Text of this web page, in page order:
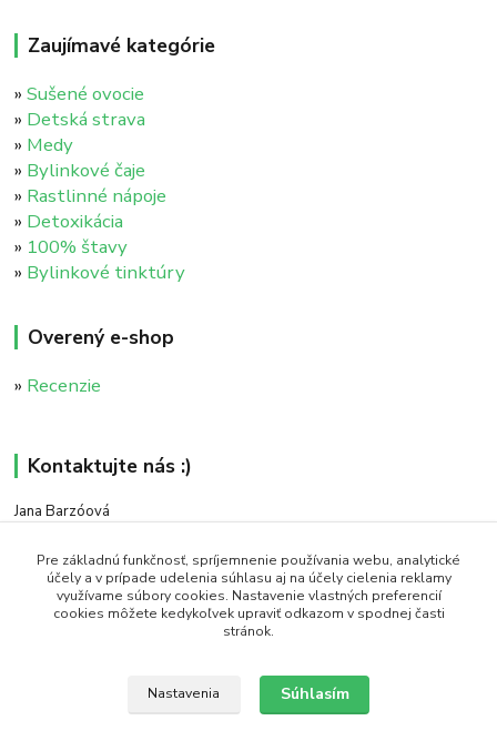
Zaujímavé kategórie
»Sušené ovocie
» Detská strava
» Medy
» Bylinkové čaje
» Rastlinné nápoje
» Detoxikácia
» 100% štavy
» Bylinkové tinktúry
Overený e-shop
» Recenzie
Kontaktujte nás :)
Jana Barzóová
(PO - PIA, 8:00 - 18:00)
objednavky@naturaj.sk
Pre základnú funkčnosť, spríjemnenie používania webu, analytické
účely a v prípade udelenia súhlasu aj na účely cielenia reklamy
využívame súbory cookies. Nastavenie vlastných preferencií
cookies môžete kedykoľvek upraviť odkazom v spodnej časti
stránok.
Nastavenia Súhlasím